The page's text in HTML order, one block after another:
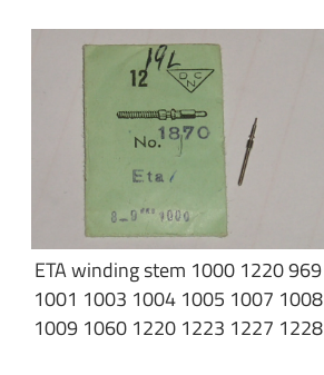
ETA winding stem 1000 1220 969
1001 1003 1004 1005 1007 1008
1009 1060 1220 1223 1227 1228